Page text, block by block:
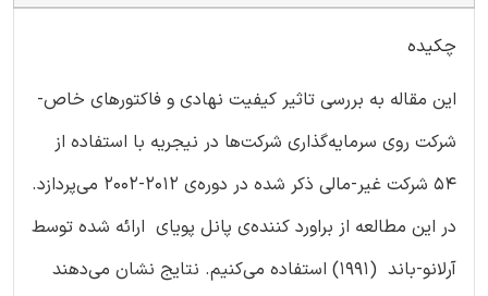
چکیده
این مقاله به بررسی تاثیر کیفیت نهادی و فاکتورهای خاص-
شرکت روی سرمایه‌گذاری شرکت‌ها در نیجریه با استفاده از
54 شرکت غیر-مالی ذکر شده در دوره‌ی 2012-2002 می‌پردازد.
در این مطالعه از براورد کننده‌ی پانل پویای ارائه شده توسط
آرلانو-باند (1991) استفاده می‌کنیم. نتایج نشان می‌دهند